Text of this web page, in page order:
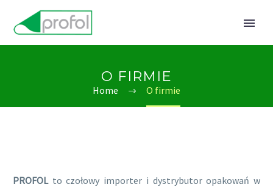
O FIRMIE
Home O firmie
PROFOLto czołowy importer i dystrybutor opakowań w